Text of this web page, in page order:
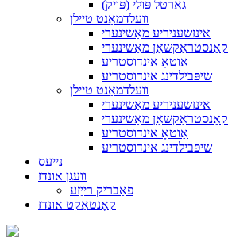
גאַרטל פּולי (פּויק)
וועלדמאַנט טיילן
אינזשעניריע מאַשינערי
קאַנסטראַקשאַן מאַשינערי
אַוטאָ אינדוסטריע
שיפּבילדינג אינדוסטריע
וועלדמאַנט טיילן
אינזשעניריע מאַשינערי
קאַנסטראַקשאַן מאַשינערי
אַוטאָ אינדוסטריע
שיפּבילדינג אינדוסטריע
נייַעס
וועגן אונדז
פאַבריק רייַזע
קאָנטאַקט אונדז